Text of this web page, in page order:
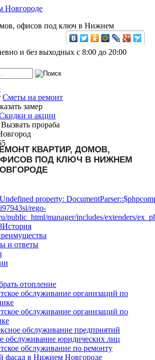
офисов под ключ в Нижнем
и без выходных с 8:00 до 20:00
Сметы на ремонт
замер
и акции
Вызвать прораба
property:
rego-
public_html/manager/includes/extenders/
и ответы
отопление
обслуживание организаций по
обслуживание организаций по
обслуживание предприятий
обслуживание юридических лиц
обслуживание по ремонту
фасад в Нижнем Новгороде
КВАРТИР, ДОМОВ,
ПОД КЛЮЧ В НИЖНЕМ